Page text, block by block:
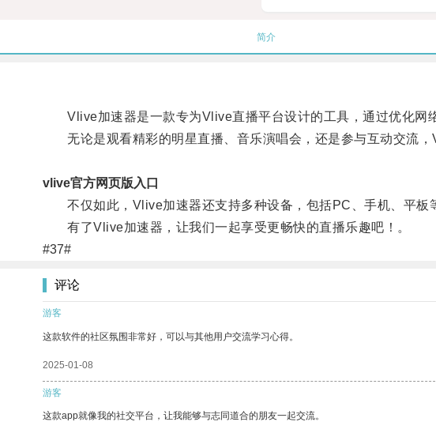
简介
Vlive加速器是一款专为Vlive直播平台设计的工具，通过优化网络
无论是观看精彩的明星直播、音乐演唱会，还是参与互动交流，
vlive官方网页版入口
不仅如此，Vlive加速器还支持多种设备，包括PC、手机、平板
有了Vlive加速器，让我们一起享受更畅快的直播乐趣吧！。
#37#
评论
游客
这款软件的社区氛围非常好，可以与其他用户交流学习心得。
2025-01-08
游客
这款app就像我的社交平台，让我能够与志同道合的朋友一起交流。